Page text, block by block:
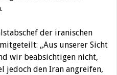
der iranischen
„Aus unserer Sicht
wir beabsichtigen nicht,
jedoch den Iran angreifen,